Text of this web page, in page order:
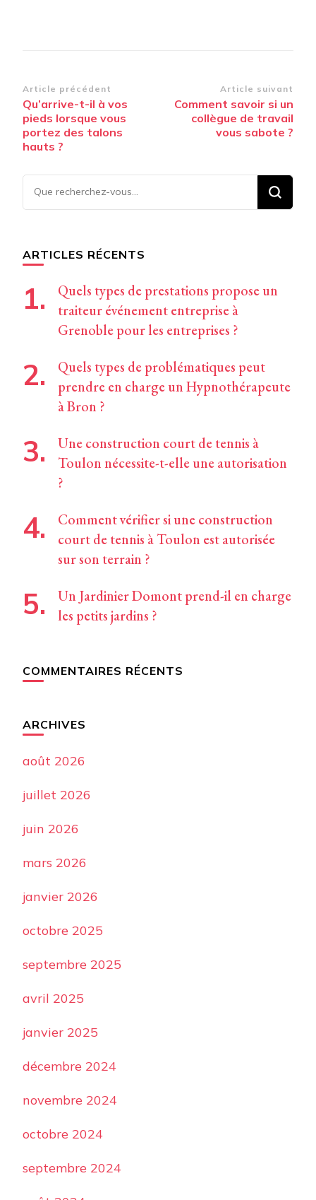
Navigation
d’article
Article précédent
Qu’arrive-t-il à vos
pieds lorsque vous
portez des talons
hauts ?
Article suivant
Comment savoir si un
collègue de travail
vous sabote ?
Vous
recherchiez
ARTICLES RÉCENTS
Quels types de prestations propose un
traiteur événement entreprise à
Grenoble pour les entreprises ?
Quels types de problématiques peut
prendre en charge un Hypnothérapeute
à Bron ?
Une construction court de tennis à
Toulon nécessite-t-elle une autorisation
?
Comment vérifier si une construction
court de tennis à Toulon est autorisée
sur son terrain ?
Un Jardinier Domont prend-il en charge
les petits jardins ?
COMMENTAIRES RÉCENTS
ARCHIVES
août 2026
juillet 2026
juin 2026
mars 2026
janvier 2026
octobre 2025
septembre 2025
avril 2025
janvier 2025
décembre 2024
novembre 2024
octobre 2024
septembre 2024